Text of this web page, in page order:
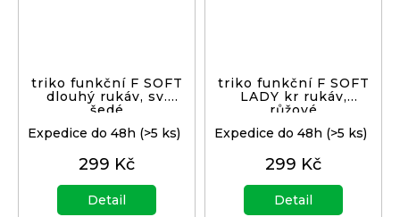
triko funkční F SOFT
dlouhý rukáv, sv.
šedé
Expedice do 48h (>5 ks)
299 Kč
Detail
triko funkční F SOFT
LADY kr rukáv,
růžové
Expedice do 48h (>5 ks)
299 Kč
Detail